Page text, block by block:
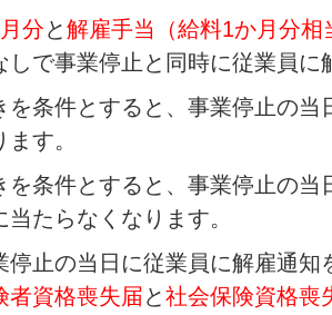
分と解雇手当（給料1か月分相
しで事業停止と同時に従業員に
を条件とすると、事業停止の
す。
を条件とすると、事業停止の
たらなくなります。
停止の当日に従業員に解雇通知
者資格喪失届と社会保険資格喪